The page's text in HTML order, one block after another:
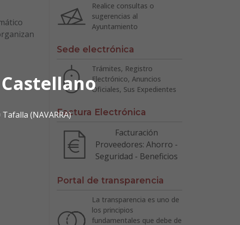
Castellano
(NAVARRA)
Realice consultas o
sugerencias al
Ayuntamiento
Sede electrónica
Trámites, Registro
Electrónico, Anuncios
Oficiales, Sus Expedientes
Factura Electrónica
Facturación
Proveedores: Ahorro -
Seguridad - Beneficios
Portal de transparencia
La transparencia es uno de
los principios
fundamentales que debe de